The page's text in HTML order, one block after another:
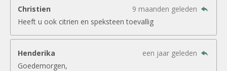
Christien
9 maanden geleden
Heeft u ook citrien en speksteen toevallig
Henderika
een jaar geleden
Goedemorgen,